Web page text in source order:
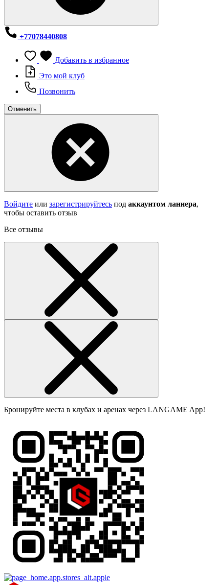
+77078440808
Добавить в избранное
Это мой клуб
Позвонить
Отменить
Войдите или зарегистрируйтесь под аккаунтом ланнера,
чтобы оставить отзыв
Все отзывы
Бронируйте места в клубах и аренах через LANGAME App!